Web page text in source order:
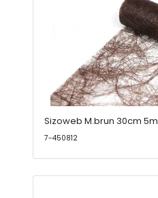
Sizoweb M.brun 30cm 5m
7-450812